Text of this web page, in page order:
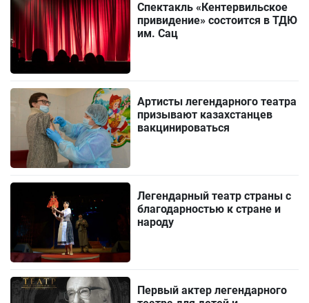
Спектакль «Кентервильское
привидение» состоится в ТДЮ
им. Сац
Артисты легендарного театра
призывают казахстанцев
вакцинироваться
Легендарный театр страны c
благодарностью к стране и
народу
Первый актер легендарного